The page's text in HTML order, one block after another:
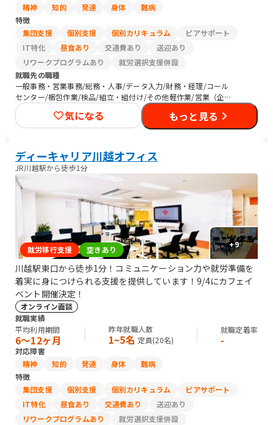
精神
知的 発達 身体
難病
特徴
集団支援
個別支援 個別カリキュラム
ピアサポート
IT特化
昼食あり 交通費あり
送迎あり
リワークプログラムあり
就労選択支援併設
就職先の職種
一般事務・営業事務/総務・人事/データ入力/財務・経理/コール
センター/梱包作業/検品/組立・組付け/その他軽作業/営業（企業
向け）/販売スタッフ・接客/バックヤード・商品管理/介護職員・
ヘルパー/保育士/清掃/農作業
気になる もっと見る
ディーキャリア川越オフィス
JR川越駅から徒歩1分
+9
就労移行支援 空きあり
川越駅東口から徒歩1分！コミュニケーション力や就労準備を
着実に身につけられる支援を提供しています！9/4にカフェイ
ベント開催決定！
オンライン面談
就職実績
平均利用期間
6〜12ヶ月
昨年就職人数
1~5名 定員(20名)
就職定着率
-
対応障害
精神
知的 発達 身体
難病
特徴
集団支援
個別支援 個別カリキュラム
ピアサポート
IT特化
昼食あり 交通費あり
送迎あり
リワークプログラムあり
就労選択支援併設